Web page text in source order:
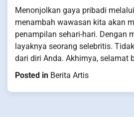
Menonjolkan gaya pribadi
menambah wawasan kita akan
penampilan sehari-hari. Dengan
layaknya seorang selebritis.
dari diri Anda. Akhirnya, selamat
Posted in Berita Artis